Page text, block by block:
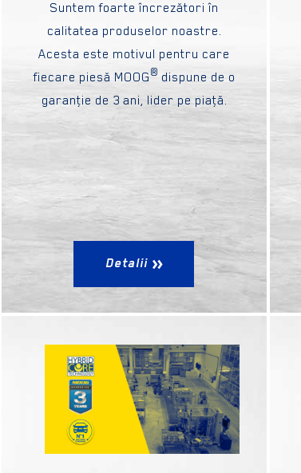
Suntem foarte încrezători în
calitatea produselor noastre.
Acesta este motivul pentru care
fiecare piesă MOOG® dispune de o
garanţie de 3 ani, lider pe piaţă.
Detalii